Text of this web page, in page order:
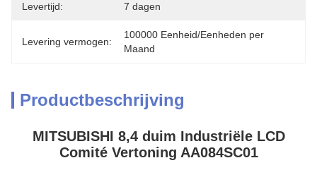
Levertijd: 7 dagen
Levering vermogen:
100000 Eenheid/Eenheden per
Maand
Productbeschrijving
MITSUBISHI 8,4 duim Industriële LCD
Comité Vertoning AA084SC01